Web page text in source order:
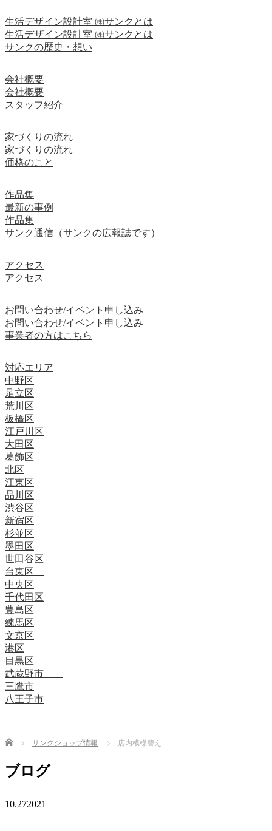
生活デザイン設計室 ㈱サンクとは
生活デザイン設計室 ㈱サンクとは
サンクの歴史・想い
会社概要
会社概要
スタッフ紹介
家づくりの流れ
家づくりの流れ
価格のこと
作品集
最新の事例
作品集
サンク通信（サンクの広報誌です）
アクセス
アクセス
お問い合わせ/イベント申し込み
お問い合わせ/イベント申し込み
事業者の方はこちら
対応エリア
中野区
足立区
荒川区
板橋区
江戸川区
大田区
葛飾区
北区
江東区
品川区
渋谷区
新宿区
杉並区
墨田区
世田谷区
台東区
中央区
千代田区
豊島区
練馬区
文京区
港区
目黒区
武蔵野市
三鷹市
八王子市
Home サンクショップ情報 店内模様替え
ブログ
10.272021